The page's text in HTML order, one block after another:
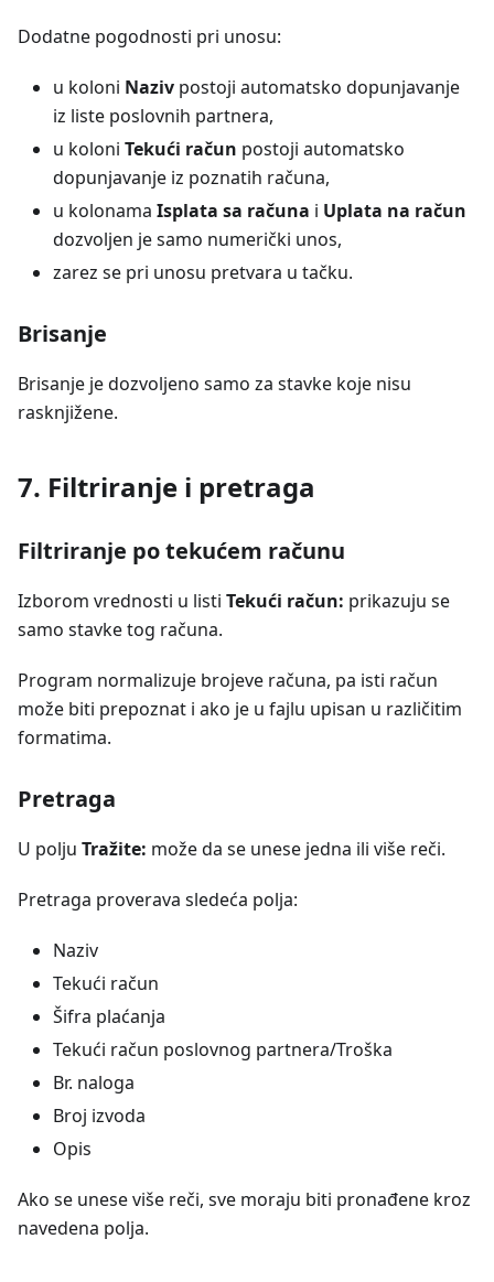
Dodatne pogodnosti pri unosu:
u koloni Naziv postoji automatsko dopunjavanje
iz liste poslovnih partnera,
u koloni Tekući račun postoji automatsko
dopunjavanje iz poznatih računa,
u kolonama Isplata sa računa i Uplata na račun
dozvoljen je samo numerički unos,
zarez se pri unosu pretvara u tačku.
Brisanje
Brisanje je dozvoljeno samo za stavke koje nisu
rasknjižene.
7. Filtriranje i pretraga
Filtriranje po tekućem računu
Izborom vrednosti u listi Tekući račun: prikazuju se
samo stavke tog računa.
Program normalizuje brojeve računa, pa isti račun
može biti prepoznat i ako je u fajlu upisan u različitim
formatima.
Pretraga
U polju Tražite: može da se unese jedna ili više reči.
Pretraga proverava sledeća polja:
Naziv
Tekući račun
Šifra plaćanja
Tekući račun poslovnog partnera/Troška
Br. naloga
Broj izvoda
Opis
Ako se unese više reči, sve moraju biti pronađene kroz
navedena polja.